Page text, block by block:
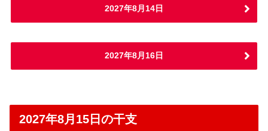
2027年8月14日
2027年8月16日
2027年8月15日の干支